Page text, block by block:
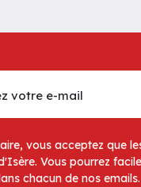
vous acceptez que
Vous pourrez
chacun de nos emails.